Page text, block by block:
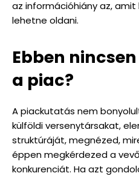
az információhiány az,
lehetne oldani.
Ebben
a piac?
A piackutatás nem
külföldi versenytársakat,
struktúráját, megnézed,
éppen megkérdezed a
konkurenciát. Ha azt